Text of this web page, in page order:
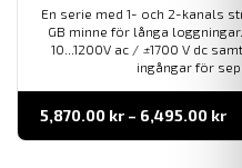
En serie med 1- och 2-kanals
GB minne för långa
10...1200V ac / ±1700 V dc
ingångar för
5,870.00 kr – 6,495.00 kr